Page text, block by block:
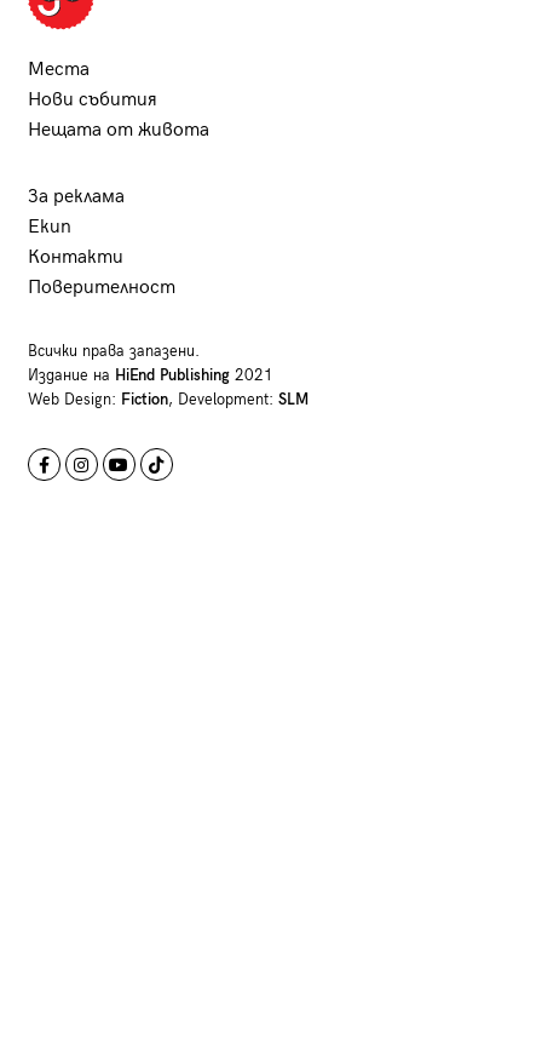
Места
Нови събития
Нещата от живота
За реклама
Екип
Контакти
Поверителност
Всички права запазени.
Издание на HiEnd Publishing2021
Web Design: Fiction, Development: SLM